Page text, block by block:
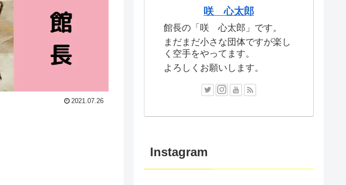
2021.07.26
咲 心太郎
館長の「咲 心太郎」です。
まだまだ小さな団体ですが楽し
く空手をやってます。
よろしくお願いします。
Instagram